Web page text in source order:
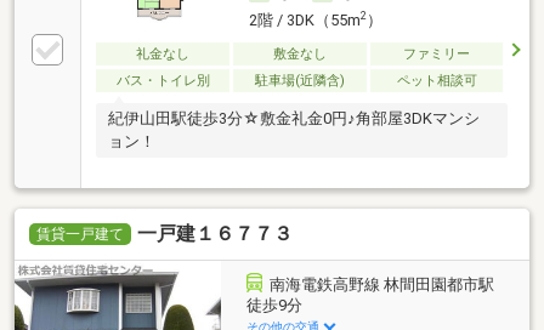
2階 / 3DK（55m2）
礼金なし 敷金なし
ファミリー
バス・トイレ別
駐車場(近隣含) ペット相談可
紀伊山田駅徒歩3分☆敷金礼金0円♪角部屋3DKマンシ
ョン！
賃貸一戸建て 一戸建１６７７３
南海電鉄高野線 林間田園都市駅
徒歩9分
その他の交通